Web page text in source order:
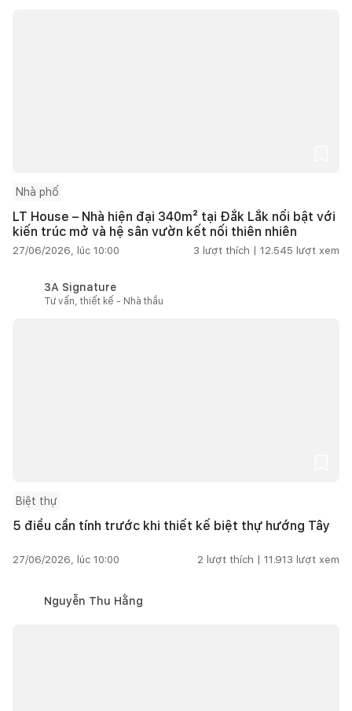
Nhà phố
LT House – Nhà hiện đại 340m² tại Đắk Lắk nổi bật với
kiến trúc mở và hệ sân vườn kết nối thiên nhiên
27/06/2026, lúc 10:00 3 lượt thích | 12.545 lượt xem
3A Signature
Tư vấn, thiết kế - Nhà thầu
Biệt thự
5 điều cần tính trước khi thiết kế biệt thự hướng Tây
27/06/2026, lúc 10:00 2 lượt thích | 11.913 lượt xem
Nguyễn Thu Hằng